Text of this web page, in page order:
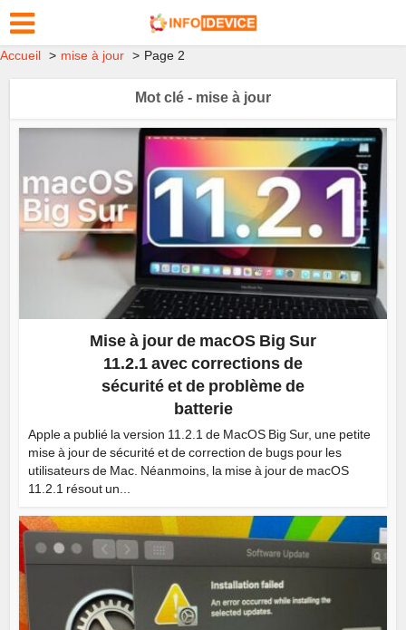
Accueil mise à jour Page 2
Mot clé - mise à jour
Mise à jour de macOS Big Sur
11.2.1 avec corrections de
sécurité et de problème de
batterie
Apple a publié la version 11.2.1 de MacOS Big Sur, une petite
mise à jour de sécurité et de correction de bugs pour les
utilisateurs de Mac. Néanmoins, la mise à jour de macOS
11.2.1 résout un...